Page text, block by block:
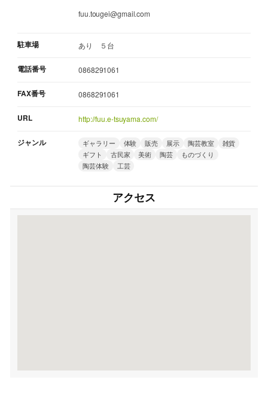
fuu.tougei@gmail.com
駐車場 あり ５台
電話番号 0868291061
FAX番号 0868291061
URL http://fuu.e-tsuyama.com/
ジャンル ギャラリー 体験 販売 展示 陶芸教室
雑貨
ギフト
古民家 美術 陶芸
ものづくり
陶芸体験
工芸
アクセス